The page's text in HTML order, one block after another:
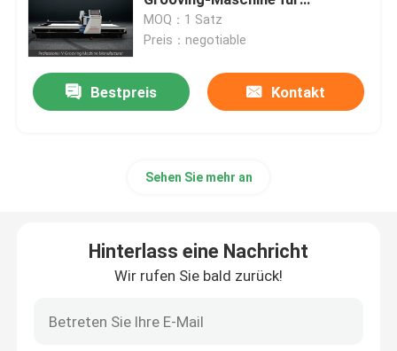
Blech, das Maschine fugt
V-Groover-Maschine
v-Nutschneidemaschine
Cnc-Blatt-Trennschneider
Edelstahldekoration
MOQ：1 Satz
Preis：negotiable
Bestpreis Kontakt
Sehen Sie mehr an
Hinterlass eine Nachricht
Wir rufen Sie bald zurück!